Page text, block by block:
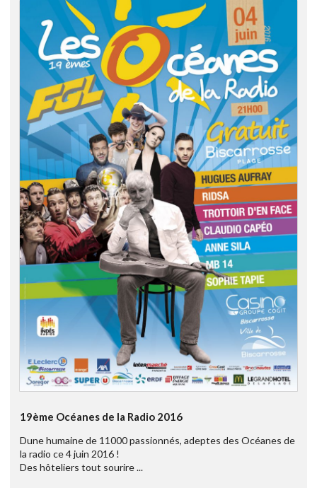
19ème Océanes de la Radio 2016
Dune humaine de 11000 passionnés, adeptes des Océanes de
la radio ce 4 juin 2016 !
Des hôteliers tout sourire ...